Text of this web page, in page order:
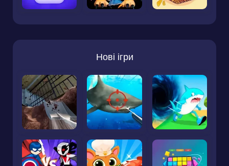
Нові ігри